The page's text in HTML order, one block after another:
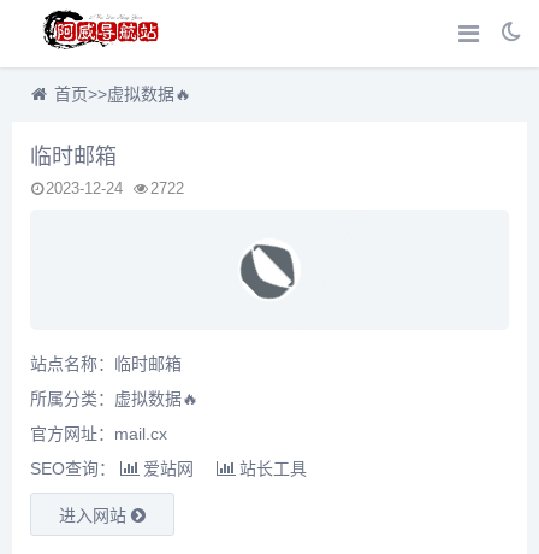
首页>>虚拟数据🔥
临时邮箱
2023-12-24 2722
站点名称：临时邮箱
所属分类： 虚拟数据🔥
官方网址：mail.cx
SEO查询：
爱站网 站长工具
进入网站